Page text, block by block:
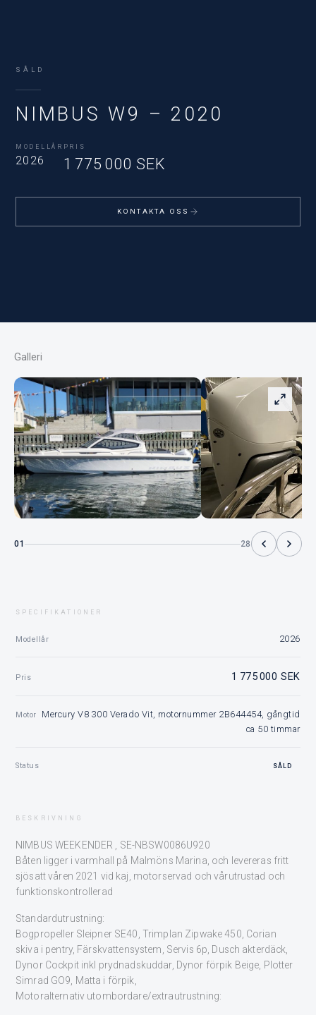
SÅLD
NIMBUS W9 – 2020
MODELLÅR
2026
PRIS
1 775 000 SEK
KONTAKTA OSS
Galleri
01 28
SPECIFIKATIONER
Modellår 2026
Pris 1 775 000 SEK
Motor
Mercury V8 300 Verado Vit, motornummer 2B644454, gångtid
ca 50 timmar
Status SÅLD
BESKRIVNING
NIMBUS WEEKENDER , SE-NBSW0086U920
Båten ligger i varmhall på Malmöns Marina, och levereras fritt
sjösatt våren 2021 vid kaj, motorservad och vårutrustad och
funktionskontrollerad
Standardutrustning:
Bogpropeller Sleipner SE40, Trimplan Zipwake 450, Corian
skiva i pentry, Färskvattensystem, Servis 6p, Dusch akterdäck,
Dynor Cockpit inkl prydnadskuddar, Dynor förpik Beige, Plotter
Simrad GO9, Matta i förpik,
Motoralternativ utombordare/extrautrustning: